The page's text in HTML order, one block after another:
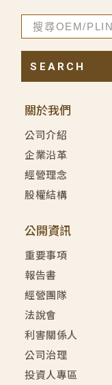
關於我們
公司介紹
企業沿革
經營理念
股權結構
公開資訊
重要事項
報告書
經營團隊
法說會
利害關係人
公司治理
投資人專區
SEARCH